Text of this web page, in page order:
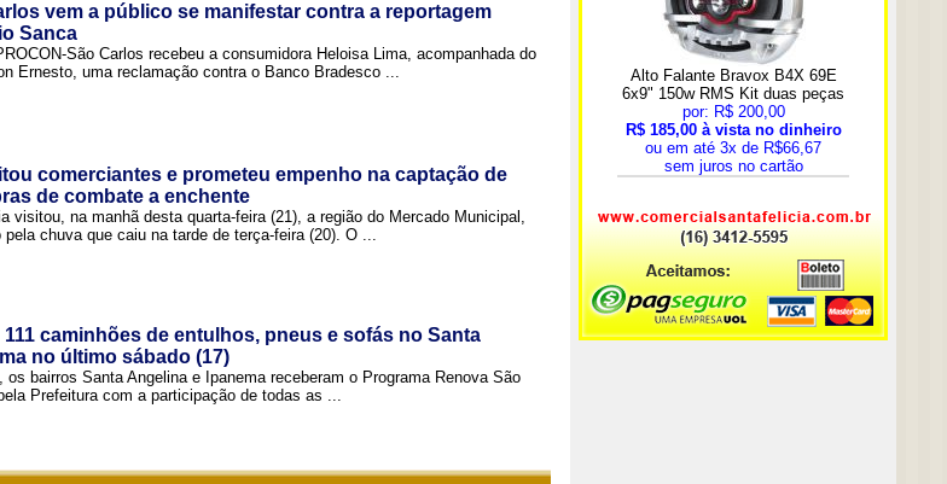
vem a público se manifestar contra a reportagem
Sanca
São Carlos recebeu a consumidora Heloisa Lima, acompanhada do
Ernesto, uma reclamação contra o Banco Bradesco ...
comerciantes e prometeu empenho na captação de
de combate a enchente
visitou, na manhã desta quarta-feira (21), a região do Mercado Municipal,
pela chuva que caiu na tarde de terça-feira (20). O ...
caminhões de entulhos, pneus e sofás no Santa
no último sábado (17)
os bairros Santa Angelina e Ipanema receberam o Programa Renova São
Prefeitura com a participação de todas as ...